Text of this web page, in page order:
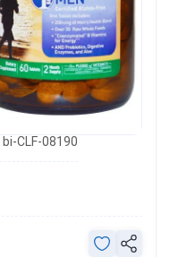
bi-CLF-08190